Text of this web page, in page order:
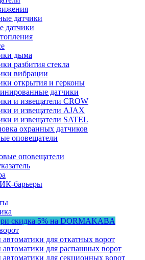
датчики
датчики
дыма
разбития стекла
вибрации
открытия и герконы
датчики
и извещатели CROW
и извещатели AJAX
и извещатели SATEL
охранных датчиков
оповещатели
оповещатели
барьеры
скидка 5% на DORMAKABA
для откатных ворот
для распашных ворот
для секционных ворот